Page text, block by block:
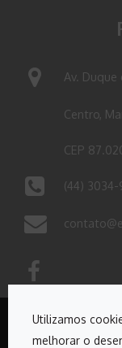
Utilizamos
melhorar o
Av.
Centro,
CEP
(44)